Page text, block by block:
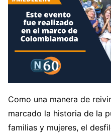
Como una manera de
marcado la historia de la
familias y mujeres, el